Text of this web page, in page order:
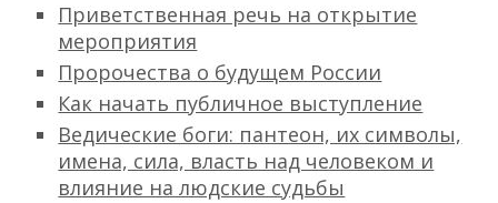
Приветственная речь на открытие
мероприятия
Пророчества о будущем России
Как начать публичное выступление
Ведические боги: пантеон, их символы,
имена, сила, власть над человеком и
влияние на людские судьбы